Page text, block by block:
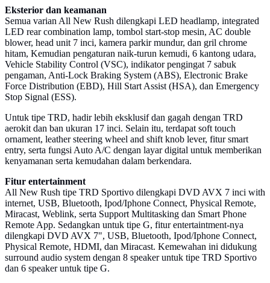
Eksterior dan keamanan
Semua varian All New Rush dilengkapi LED headlamp, integrated
LED rear combination lamp, tombol start-stop mesin, AC double
blower, head unit 7 inci, kamera parkir mundur, dan gril chrome
hitam, Kemudian pengaturan naik-turun kemudi, 6 kantong udara,
Vehicle Stability Control (VSC), indikator pengingat 7 sabuk
pengaman, Anti-Lock Braking System (ABS), Electronic Brake
Force Distribution (EBD), Hill Start Assist (HSA), dan Emergency
Stop Signal (ESS).
Untuk tipe TRD, hadir lebih eksklusif dan gagah dengan TRD
aerokit dan ban ukuran 17 inci. Selain itu, terdapat soft touch
ornament, leather steering wheel and shift knob lever, fitur smart
entry, serta fungsi Auto A/C dengan layar digital untuk memberikan
kenyamanan serta kemudahan dalam berkendara.
Fitur entertainment
All New Rush tipe TRD Sportivo dilengkapi DVD AVX 7 inci with
internet, USB, Bluetooth, Ipod/Iphone Connect, Physical Remote,
Miracast, Weblink, serta Support Multitasking dan Smart Phone
Remote App. Sedangkan untuk tipe G, fitur entertaintment-nya
dilengkapi DVD AVX 7", USB, Bluetooth, Ipod/Iphone Connect,
Physical Remote, HDMI, dan Miracast. Kemewahan ini didukung
surround audio system dengan 8 speaker untuk tipe TRD Sportivo
dan 6 speaker untuk tipe G.